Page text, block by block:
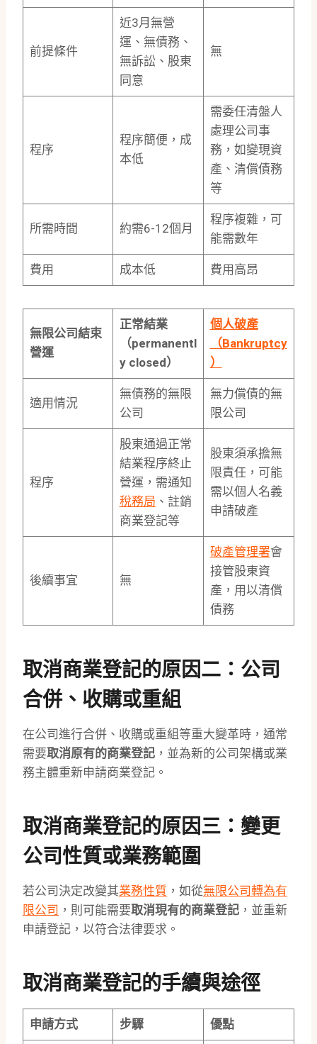
前提條件
近3月無營
運、無債務、
無訴訟、股東
同意
無
程序
程序簡便，成
本低
需委任清盤人
處理公司事
務，如變現資
產、清償債務
等
所需時間 約需6-12個月
程序複雜，可
能需數年
費用 成本低 費用高昂
無限公司結束
營運
正常結業
（permanentl
y closed）
個人破產
（Bankruptcy
）
適用情況
無債務的無限
公司
無力償債的無
限公司
程序
股東通過正常
結業程序終止
營運，需通知
稅務局 、註銷
商業登記等
股東須承擔無
限責任，可能
需以個人名義
申請破產
後續事宜 無
破產管理署會
接管股東資
產，用以清償
債務
取消商業登記的原因二：公司
合併、收購或重組
在公司進行合併、收購或重組等重大變革時，通常
需要取消原有的商業登記 ，並為新的公司架構或業
務主體重新申請商業登記。
取消商業登記的原因三：變更
公司性質或業務範圍
若公司決定改變其業務性質 ，如從無限公司轉為有
限公司 ，則可能需要取消現有的商業登記 ，並重新
申請登記，以符合法律要求。
取消商業登記的手續與途徑
申請方式 步驟 優點